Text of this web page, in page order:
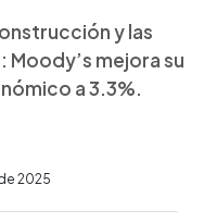
y las
Moody’s mejora su
a 3.3%.
2025